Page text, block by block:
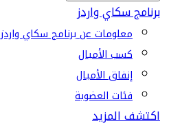
برنامج سكاي واردز
معلومات عن برنامج سكاي واردز
كسب الأميال
إنفاق الأميال
فئات العضوية
اكتشف المزيد